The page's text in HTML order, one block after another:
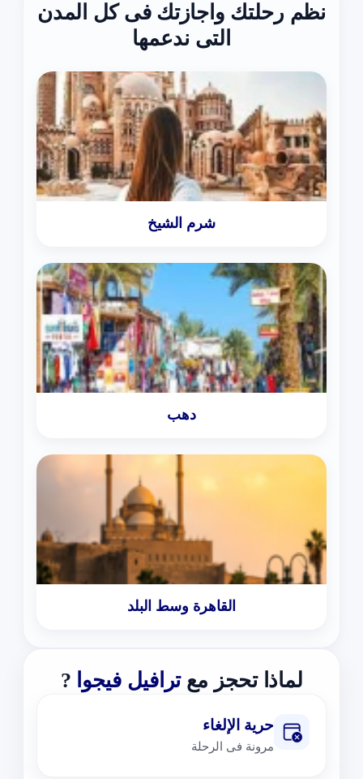
نظم رحلتك واجازتك فى كل المدن
التى ندعمها
شرم الشيخ
دهب
القاهرة وسط البلد
لماذا تحجز معترافيل فيجوا ?
حرية الإلغاء
مرونة فى الرحلة